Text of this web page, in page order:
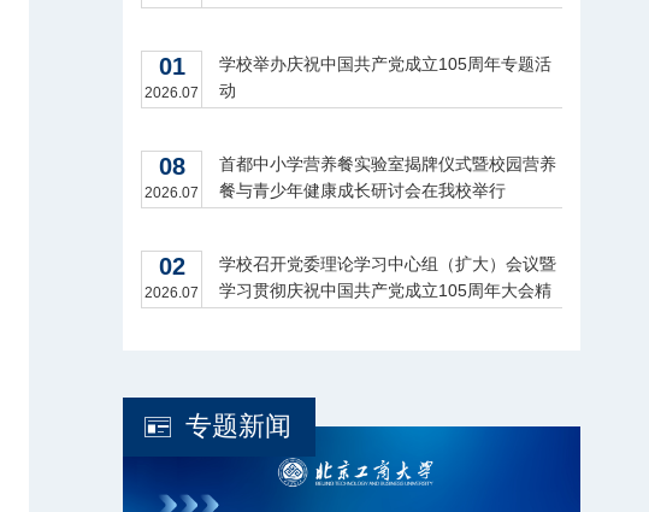
01
2026.07
学校举办庆祝中国共产党成立105周年专题活
动
08
2026.07
首都中小学营养餐实验室揭牌仪式暨校园营养
餐与青少年健康成长研讨会在我校举行
02
2026.07
学校召开党委理论学习中心组（扩大）会议暨
学习贯彻庆祝中国共产党成立105周年大会精
专题新闻